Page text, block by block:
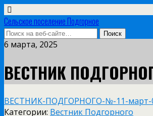
Сельское поселение Подгорное
6 марта, 2025
ВЕСТНИК
ВЕСТНИК-ПОДГОРНОГО-№-11-март-
Категории: Вестник Подгорного